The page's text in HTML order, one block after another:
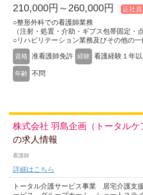
210,000円～260,000円 正社員
○整形外科での看護師業務
（注射・処置・介助・ギブス包帯固定・
○リハビリテーション業務及びその他の一
資格 准看護師免許 経験 看護経験１年以
年齢 不問
株式会社 羽島企画（トータルケ
の求人情報
看護師
詳細はこちら
トータル介護サービス事業 居宅介護支